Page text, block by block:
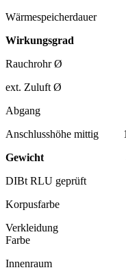
Wärmespeicherdauer
Wirkungsgrad
Rauchrohr Ø
ext. Zuluft Ø
Abgang oben
Anschlusshöhe mittig
Gewicht
DIBt RLU geprüft
Korpusfarbe
Verkleidung
Farbe Turmalin
Innenraum